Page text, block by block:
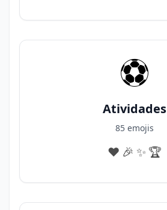
⚽
Atividades
85 emojis
♥️ 🎉 ✨️🏆️